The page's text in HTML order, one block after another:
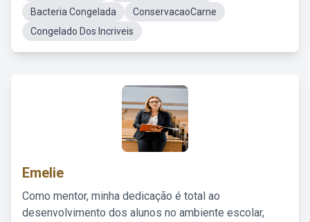
Bacteria Congelada
ConservacaoCarne
Congelado Dos Incriveis
Emelie
Como mentor, minha dedicação é total ao
desenvolvimento dos alunos no ambiente escolar,